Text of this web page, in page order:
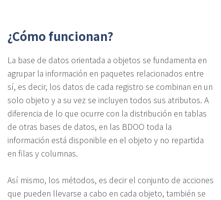
¿Cómo funcionan?
La base de datos orientada a objetos se fundamenta en
agrupar la información en paquetes relacionados entre
sí, es decir, los datos de cada registro se combinan en un
solo objeto y a su vez se incluyen todos sus atributos. A
diferencia de lo que ocurre con la distribución en tablas
de otras bases de datos, en las BDOO toda la
información está disponible en el objeto y no repartida
en filas y columnas.
Así mismo, los métodos, es decir el conjunto de acciones
que pueden llevarse a cabo en cada objeto, también se